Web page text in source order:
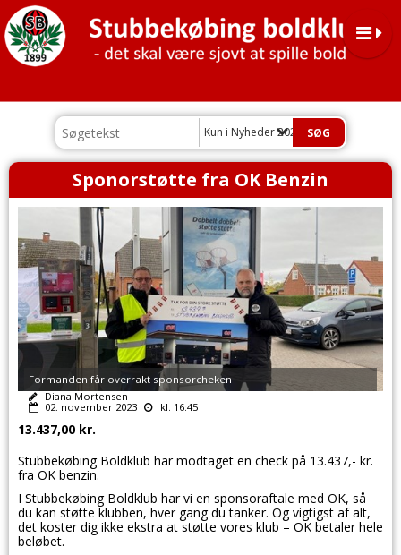
Kun i Nyheder 2023
Sponorstøtte fra OK Benzin
Formanden får overrakt sponsorcheken
Diana Mortensen
02. november 2023
kl. 16:45
13.437,00 kr.
Stubbekøbing Boldklub har modtaget en check på 13.437,- kr.
fra OK benzin.
I Stubbekøbing Boldklub har vi en sponsoraftale med OK, så
du kan støtte klubben, hver gang du tanker. Og vigtigst af alt,
det koster dig ikke ekstra at støtte vores klub – OK betaler hele
beløbet.